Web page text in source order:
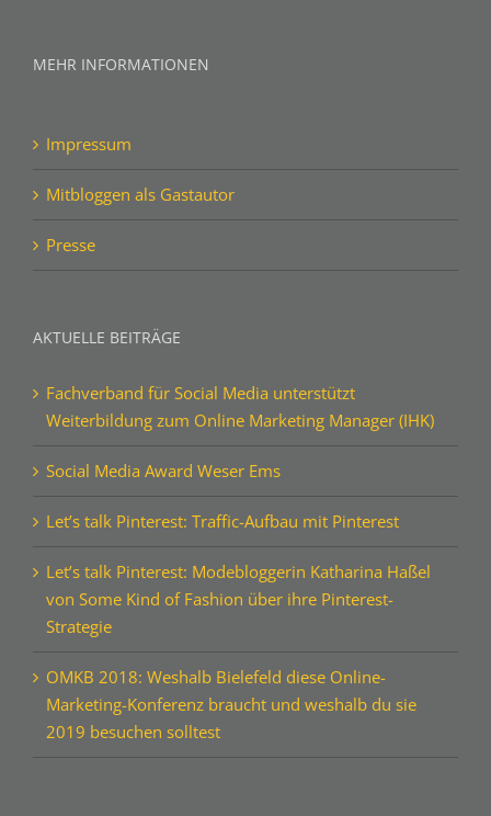
Impressum
Mitbloggen als Gastautor
AKTUELLE BEITRÄGE
Fachverband für Social Media unterstützt
Weiterbildung zum Online Marketing Manager (IHK)
Social Media Award Weser Ems
Let’s talk Pinterest: Traffic-Aufbau mit Pinterest
Let’s talk Pinterest: Modebloggerin Katharina Haßel
von Some Kind of Fashion über ihre Pinterest-
Strategie
OMKB 2018: Weshalb Bielefeld diese Online-
Marketing-Konferenz braucht und weshalb du sie